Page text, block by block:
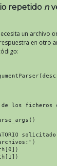
repetido n
un archivo
en otro
de los